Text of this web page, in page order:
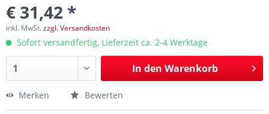
€ 31,42 *
inkl. MwSt.zzgl. Versandkosten
Sofort versandfertig, Lieferzeit ca. 2-4 Werktage
In den Warenkorb
Merken Bewerten